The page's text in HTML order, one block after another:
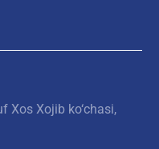
Xos Xojib ko‘chasi,